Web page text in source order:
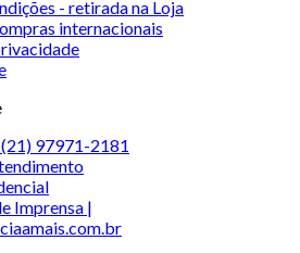
- retirada na Loja
internacionais
97971-2181
Imprensa |